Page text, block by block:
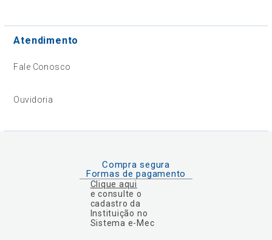
Atendimento
Fale Conosco
Ouvidoria
Compra segura
Formas de pagamento
Clique aqui
e consulte o
cadastro da
Instituição no
Sistema e-Mec